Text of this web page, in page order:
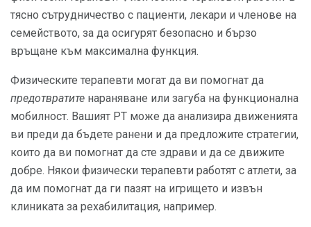
тясно сътрудничество с пациенти, лекари и членове на
семейството, за да осигурят безопасно и бързо
връщане към максимална функция.
Физическите терапевти могат да ви помогнат да
предотвратите нараняване или загуба на функционална
мобилност. Вашият PT може да анализира движенията
ви преди да бъдете ранени и да предложите стратегии,
които да ви помогнат да сте здрави и да се движите
добре. Някои физически терапевти работят с атлети, за
да им помогнат да ги пазят на игрището и извън
клиниката за рехабилитация, например.